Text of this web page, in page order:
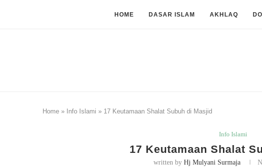
HOME DASAR ISLAM AKHLAQ
Home » Info Islami » 17 Keutamaan Shalat Subuh di Masjid
Info Islami
17 Keutamaan Shalat
written by Hj Mulyani Surmaja